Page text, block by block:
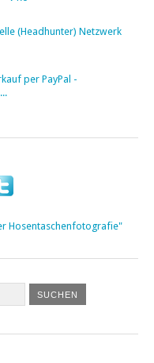
(Headhunter) Netzwerk
per PayPal -
Hosentaschenfotografie"